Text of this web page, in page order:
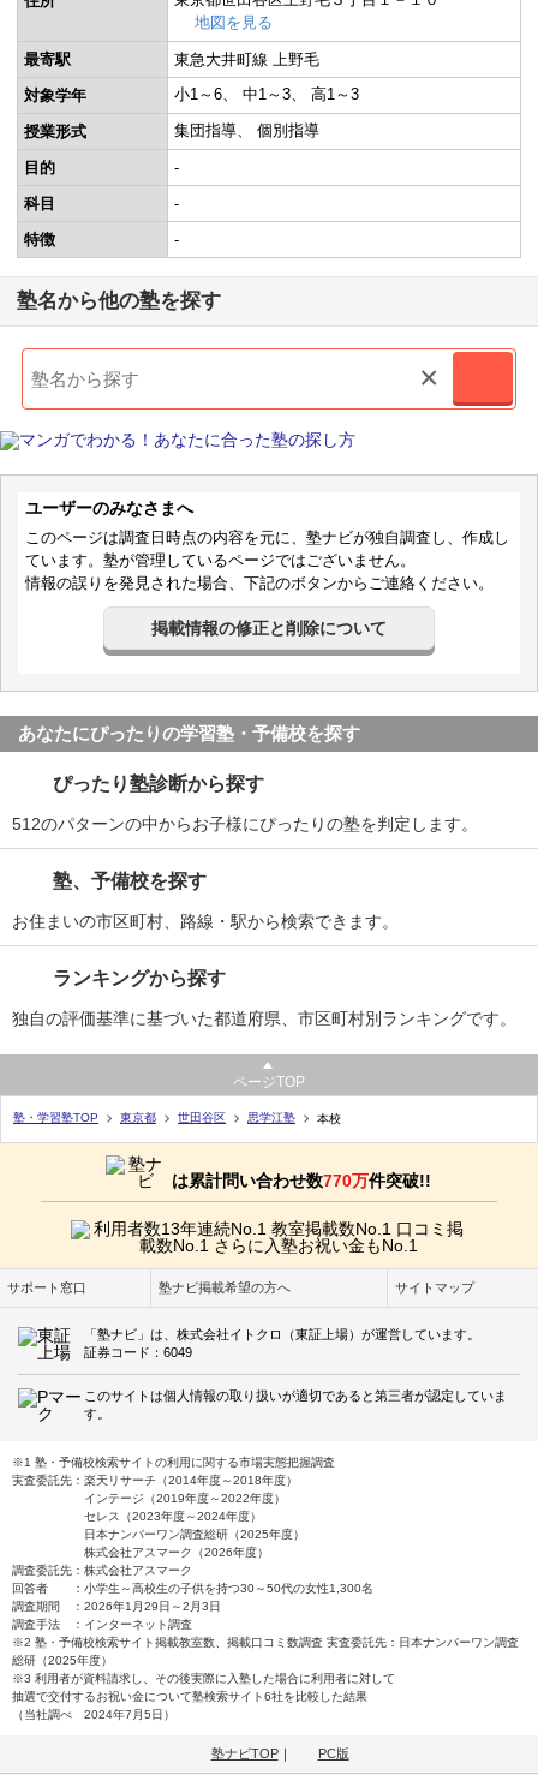
地図を見る
最寄駅
東急大井町線 上野毛
対象学年
小1～6 中1～3 高1～3
授業形式 集団指導 個別指導
目的
-
科目
-
特徴
-
塾名から他の塾を探す
×
ユーザーのみなさまへ
このページは調査日時点の内容を元に、塾ナビが独自調査し、作成し
ています。塾が管理しているページではございません。
情報の誤りを発見された場合、下記のボタンからご連絡ください。
掲載情報の修正と削除について
あなたにぴったりの学習塾・予備校を探す
ぴったり塾診断から探す
512のパターンの中からお子様にぴったりの塾を判定します。
塾、予備校を探す
お住まいの市区町村、路線・駅から検索できます。
ランキングから探す
独自の評価基準に基づいた都道府県、市区町村別ランキングです。
ページTOP
塾・学習塾TOP 東京都 世田谷区 思学江塾 本校
は累計問い合わせ数770万件突破!!
サポート窓口 塾ナビ掲載希望の方へ サイトマップ
「塾ナビ」は、株式会社イトクロ（東証上場）が運営しています。
証券コード：6049
このサイトは個人情報の取り扱いが適切であると第三者が認定していま
す。
※1 塾・予備校検索サイトの利用に関する市場実態把握調査
実査委託先：楽天リサーチ（2014年度～2018年度）
インテージ（2019年度～2022年度）
セレス（2023年度～2024年度）
日本ナンバーワン調査総研（2025年度）
株式会社アスマーク（2026年度）
調査委託先：株式会社アスマーク
回答者 ：小学生～高校生の子供を持つ30～50代の女性1,300名
調査期間 ：2026年1月29日～2月3日
調査手法 ：インターネット調査
※2 塾・予備校検索サイト掲載教室数、掲載口コミ数調査 実査委託先：日本ナンバーワン調査
総研（2025年度）
※3 利用者が資料請求し、その後実際に入塾した場合に利用者に対して
抽選で交付するお祝い金について塾検索サイト6社を比較した結果
（当社調べ 2024年7月5日）
塾ナビTOP｜ PC版